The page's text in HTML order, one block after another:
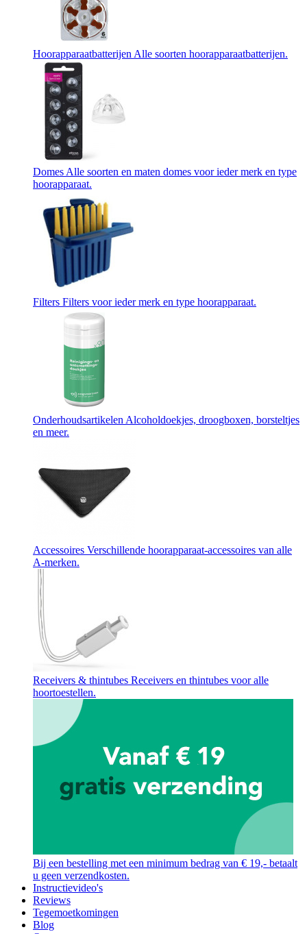
Hoorapparaatbatterijen Alle soorten hoorapparaatbatterijen.
Domes Alle soorten en maten domes voor ieder merk en type
hoorapparaat.
Filters Filters voor ieder merk en type hoorapparaat.
Onderhoudsartikelen Alcoholdoekjes, droogboxen, borsteltjes
en meer.
Accessoires Verschillende hoorapparaat-accessoires van alle
A-merken.
Receivers & thintubes Receivers en thintubes voor alle
hoortoestellen.
Bij een bestelling met een minimum bedrag van € 19,- betaalt
u geen verzendkosten.
Instructievideo's
Reviews
Tegemoetkomingen
Blog